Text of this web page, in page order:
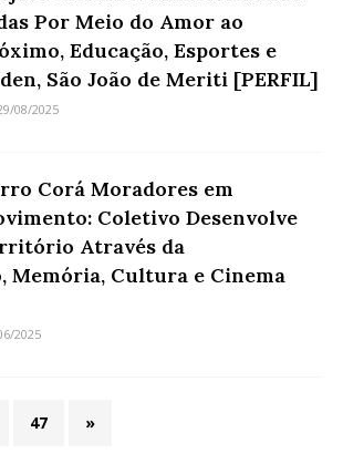
Por Meio do Amor ao
Educação, Esportes e
São João de Meriti [PERFIL]
08/2025
Corá Moradores em
Coletivo Desenvolve
Através da
Memória, Cultura e Cinema
2025
47 »